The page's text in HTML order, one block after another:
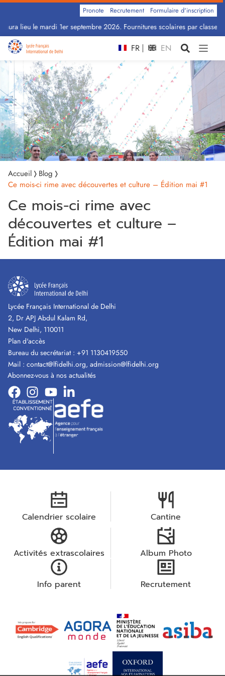
lieu le mardi 1er septembre 2026. Fournitures scolaires par classe :
Pronote Recrutement Formulaire d'inscription
FR EN
Accueil
Blog
Ce mois-ci rime avec découvertes et culture – Édition mai #1
Ce mois-ci rime avec
découvertes et culture –
Édition mai #1
Lycée Français International de Delhi
2, Dr APJ Abdul Kalam Rd,
New Delhi, 110011
Plan d'accès
Bureau du secrétariat : +91 1130419550
Mail : contact@lfidelhi.org, admission@lfidelhi.org
Abonnez-vous à nos actualités
Calendrier scolaire Cantine
Activités extrascolaires Album Photo
Info parent Recrutement